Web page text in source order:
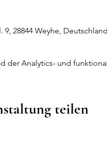
9, 28844 Weyhe, Deutschland
der Analytics- und
teilen